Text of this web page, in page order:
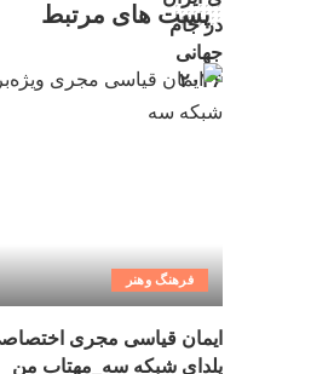
پست های مرتبط
فرهنگ وهنر
ایمان قیاسی مجری
یلدای شبکه سه_مهتاب من